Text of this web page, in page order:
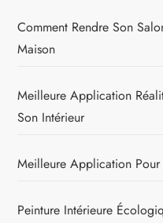
Comment Rendre Son
Maison
Meilleure Application
Son Intérieur
Meilleure Application
Peinture Intérieure